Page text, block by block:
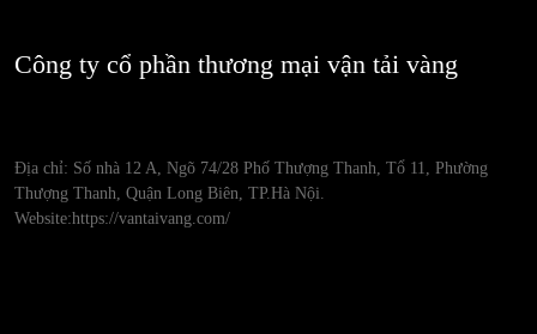
Công ty cổ phần thương mại vận tải vàng
Địa chỉ: Số nhà 12 A, Ngõ 74/28 Phố Thượng Thanh, Tổ 11, Phường
Thượng Thanh, Quận Long Biên, TP.Hà Nội.
Website:https://vantaivang.com/